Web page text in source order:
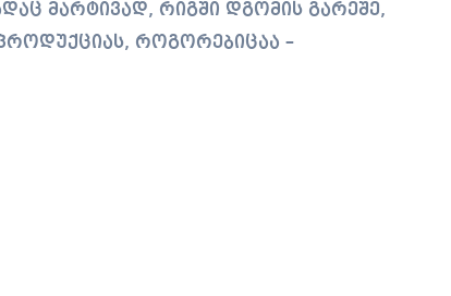
მარტივად, რიგში დგომის გარეშე,
როგორებიცაა –